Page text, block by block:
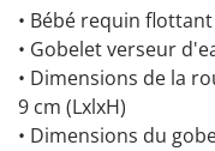
• Bébé requin flottant
• Gobelet verseur
• Dimensions de la
9 cm (LxlxH)
• Dimensions du